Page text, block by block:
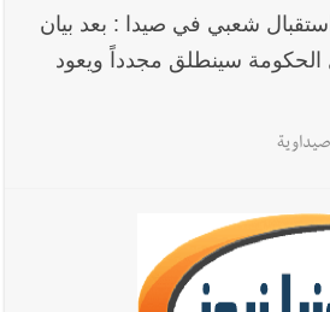
توقف ثلاثة أشخاص بجرائم
على قاصر
شعبي في صيدا : بعد بيان
سينطلق مجدداً ويعود